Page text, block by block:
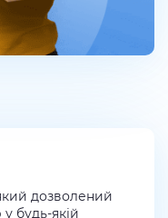
дозволений
будь-якій